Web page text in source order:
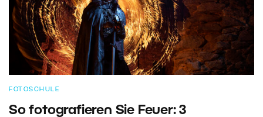
FOTOSCHULE
So fotografieren Sie Feuer: 3